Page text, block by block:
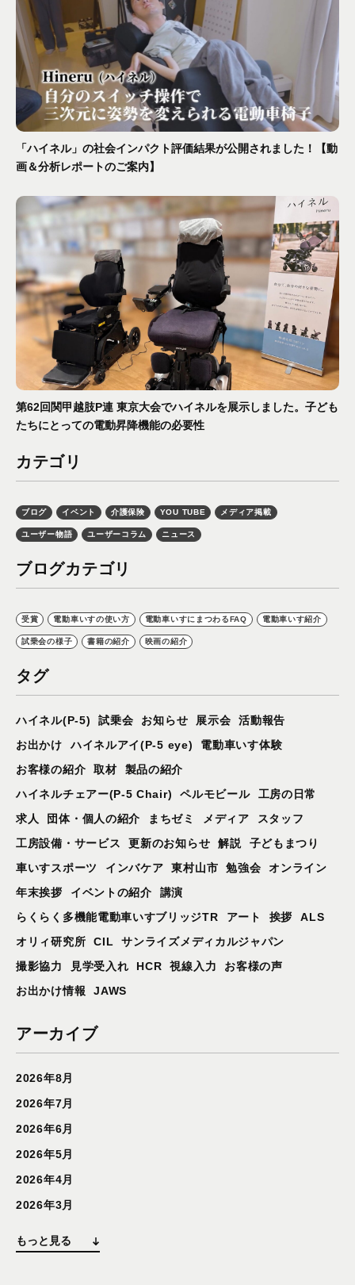
「ハイネル」の社会インパクト評価結果が公開されました！【動
画＆分析レポートのご案内】
第62回関甲越肢P連 東京大会でハイネルを展示しました。子ども
たちにとっての電動昇降機能の必要性
カテゴリ
ブログ イベント 介護保険 YOU TUBE メディア掲載
ユーザー物語 ユーザーコラム ニュース
ブログカテゴリ
受賞 電動車いすの使い方 電動車いすにまつわるFAQ 電動車いす紹介
試乗会の様子 書籍の紹介 映画の紹介
タグ
ハイネル(P-5) 試乗会 お知らせ 展示会
活動報告
お出かけ
ハイネルアイ(P-5 eye)
電動車いす体験
お客様の紹介
取材
製品の紹介
ハイネルチェアー(P-5 Chair)
ペルモビール
工房の日常
求人
団体・個人の紹介 まちゼミ メディア
スタッフ
工房設備・サービス
更新のお知らせ 解説
子どもまつり
車いすスポーツ
インバケア 東村山市 勉強会
オンライン
年末挨拶
イベントの紹介
講演
らくらく多機能電動車いすブリッジTR
アート 挨拶
ALS
オリィ研究所
CIL
サンライズメディカルジャパン
撮影協力
見学受入れ HCR 視線入力
お客様の声
お出かけ情報
JAWS
アーカイブ
2026年8月
2026年7月
2026年6月
2026年5月
2026年4月
2026年3月
もっと見る